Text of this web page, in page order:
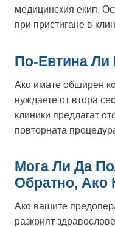
медицинския екип.
при пристигане в
По-Евтина Ли
Ако имате обширен
нуждаете от втора
клиники предлагат
повторната
Мога Ли Да
Обратно,
Ако вашите
разкрият